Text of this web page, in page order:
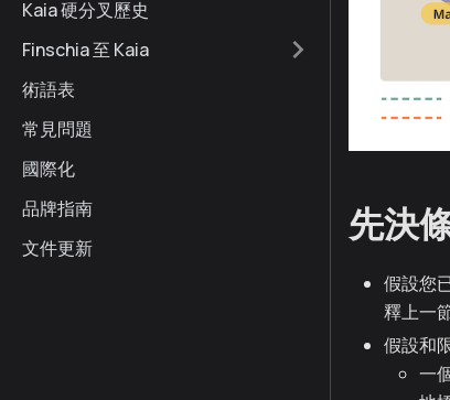
Kaia 硬分叉歷史
Finschia 至 Kaia
術語表
常見問題
國際化
品牌指南
文件更新
先決
假設您
釋上一
假設和
一